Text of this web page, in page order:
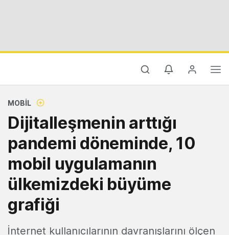
MOBIL
Dijitalleşmenin arttığı
pandemi döneminde, 10
mobil uygulamanın
ülkemizdeki büyüme
grafiği
İnternet kullanıcılarının davranışlarını ölçen